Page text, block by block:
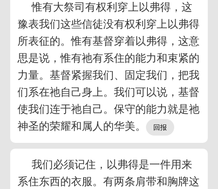
惟有大祭司有权利穿上以弗得，这
豫表我们这些信徒没有权利穿上以弗得
所表征的。惟有基督穿着以弗得，这意
思是说，惟有祂有系住的能力和束紧的
力量。基督紧握我们、固定我们，把我
们系在祂自己身上。我们可以说，基督
使我们连于祂自己。保守的能力就是祂
神圣的荣耀和属人的华美。
我们必须记住，以弗得是一件用来
系住东西的衣服。有两条肩带和胸牌这